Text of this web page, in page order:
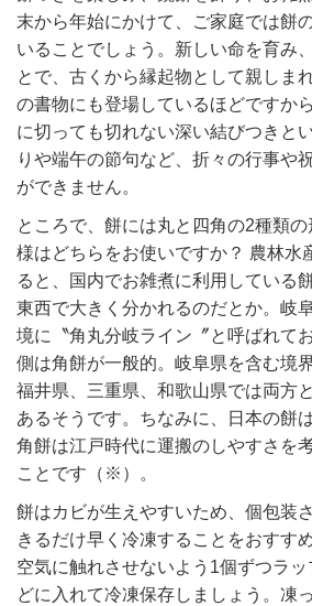
末から年始にかけて、ご家庭では餅
いることでしょう。新しい命を育み
とで、古くから縁起物として親しま
の書物にも登場しているほどですか
に切っても切れない深い結びつきと
りや端午の節句など、折々の行事や
ができません。
ところで、餅には丸と四角の2種類
様はどちらをお使いですか？ 農林水
ると、国内でお雑煮に利用している
東西で大きく分かれるのだとか。岐
境に〝角丸分岐ライン〞と呼ばれて
側は角餅が一般的。岐阜県を含む境
福井県、三重県、和歌山県では両方
あるそうです。ちなみに、日本の餅
角餅は江戸時代に運搬のしやすさを
ことです（※）。
餅はカビが生えやすいため、個包装
きるだけ早く冷凍することをおすす
空気に触れさせないよう1個ずつラ
どに入れて冷凍保存しましょう。凍